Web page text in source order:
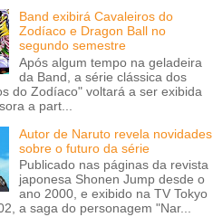
Band exibirá Cavaleiros do
Zodíaco e Dragon Ball no
segundo semestre
Após algum tempo na geladeira
da Band, a série clássica dos
do Zodíaco" voltará a ser exibida
a part...
Autor de Naruto revela novidades
sobre o futuro da série
Publicado nas páginas da revista
japonesa Shonen Jump desde o
ano 2000, e exibido na TV Tokyo
a saga do personagem "Nar...